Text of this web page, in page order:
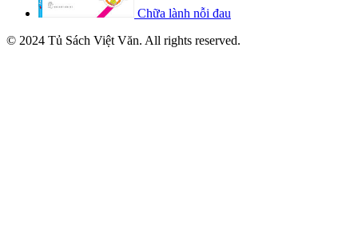
Chữa lành nỗi đau
© 2024 Tủ Sách Việt Văn. All rights reserved.